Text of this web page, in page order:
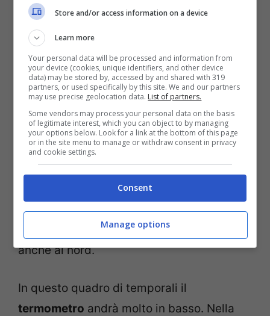
e venerdì
abbassamento termico.
scenderanno da mercoledì 13 al Nord e al
Centro quando temporali intensi
interesseranno queste zone. Poi da giovedì
14 le piogge cesseranno sulle regioni
settentrionali e si concentreranno al
Centro e al Sud dove avverrà una netta
discesa della colonnina di mercurio.
Venerdì le piogge continueranno al Sud,
poi fra sabato e domenica torneranno
anche al nord.
In questo quadro di temporali il
termometro andrà molto in basso. Nella
Store and/or access information on a device
Learn more
Your personal data will be processed and information from
your device (cookies, unique identifiers, and other device
data) may be stored by, accessed by and shared with 319
partners, or used specifically by this site. We and our partners
may use precise geolocation data. List of partners.
Some vendors may process your personal data on the basis
of legitimate interest, which you can object to by managing
your options below. Look for a link at the bottom of this page
or in the site menu to manage or withdraw consent in privacy
and cookie settings.
Consent
Manage options